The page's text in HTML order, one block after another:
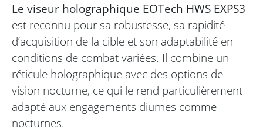
Le viseur holographique EOTech HWS EXPS3
est reconnu pour sa robustesse, sa rapidité
d’acquisition de la cible et son adaptabilité en
conditions de combat variées. Il combine un
réticule holographique avec des options de
vision nocturne, ce qui le rend particulièrement
adapté aux engagements diurnes comme
nocturnes.